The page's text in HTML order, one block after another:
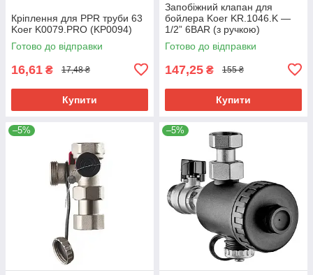
Кріплення для PPR труби 63
Koer K0079.PRO (KP0094)
Готово до відправки
16,61 ₴ 17,48 ₴
Купити
Запобіжний клапан для
бойлера Koer KR.1046.K —
1/2” 6BAR (з ручкою)
(KR4764)
Готово до відправки
147,25 ₴ 155 ₴
Купити
–5% –5%